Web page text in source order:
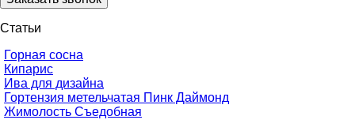
Статьи
Горная сосна
Кипарис
Ива для дизайна
Гортензия метельчатая Пинк Даймонд
Жимолость Съедобная